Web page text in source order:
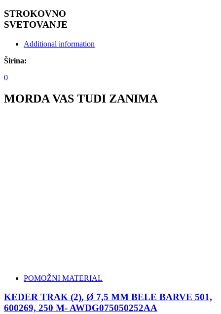
STROKOVNO
SVETOVANJE
Additional information
Širina:
0
MORDA VAS TUDI ZANIMA
POMOŽNI MATERIAL
KEDER TRAK (2), Ø 7,5 MM BELE BARVE 501,
600269, 250 M- AWDG075050252AA